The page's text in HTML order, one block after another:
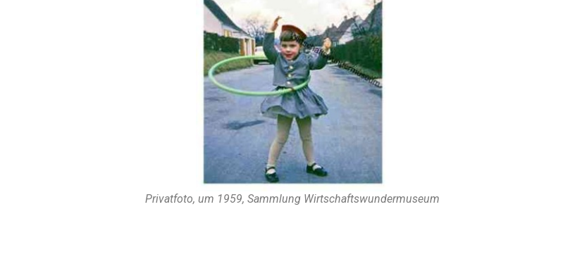
Privatfoto, um 1959, Sammlung Wirtschaftswundermuseum